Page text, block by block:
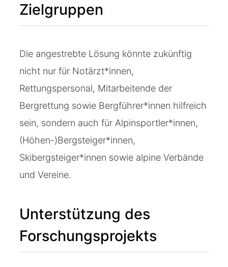
Zielgruppen
Die angestrebte Lösung könnte zukünftig
nicht nur für Notärzt*innen,
Rettungspersonal, Mitarbeitende der
Bergrettung sowie Bergführer*innen hilfreich
sein, sondern auch für Alpinsportler*innen,
(Höhen-)Bergsteiger*innen,
Skibergsteiger*innen sowie alpine Verbände
und Vereine.
Unterstützung des
Forschungsprojekts